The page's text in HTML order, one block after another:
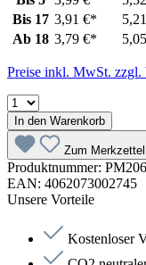
Bis 17 3,91 €*
Ab 18 3,79 €*
Preise inkl. MwSt. zzgl.
In den Warenkorb
Zum
Produktnummer:
EAN: 4062073002745
Unsere Vorteile
Kostenloser